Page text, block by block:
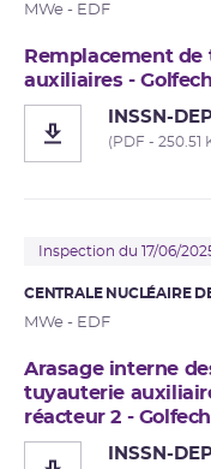
MWe - EDF
Remplacement
auxiliaires - Golfech
INSSN-
(PDF - 250.51
Inspection du 17/06/
CENTRALE NUCLÉAIRE
MWe - EDF
Arasage interne
tuyauterie
réacteur 2 - Golfech
INSSN-